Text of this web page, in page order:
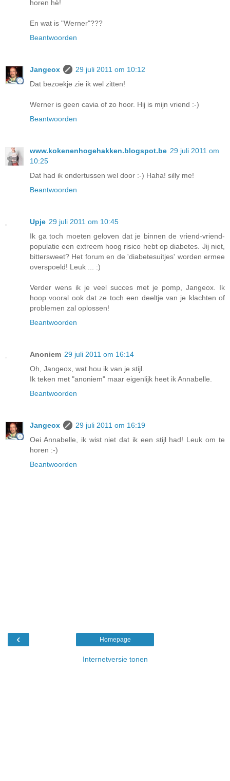
horen hè!
En wat is "Werner"???
Beantwoorden
Jangeox
29 juli 2011 om 10:12
Dat bezoekje zie ik wel zitten!
Werner is geen cavia of zo hoor. Hij is mijn vriend :-)
Beantwoorden
www.kokenenhogehakken.blogspot.be 29 juli 2011 om
10:25
Dat had ik ondertussen wel door :-) Haha! silly me!
Beantwoorden
Upje 29 juli 2011 om 10:45
Ik ga toch moeten geloven dat je binnen de vriend-vriend-
populatie een extreem hoog risico hebt op diabetes. Jij niet,
bittersweet? Het forum en de 'diabetesuitjes' worden ermee
overspoeld! Leuk ... :)
Verder wens ik je veel succes met je pomp, Jangeox. Ik
hoop vooral ook dat ze toch een deeltje van je klachten of
problemen zal oplossen!
Beantwoorden
Anoniem 29 juli 2011 om 16:14
Oh, Jangeox, wat hou ik van je stijl.
Ik teken met "anoniem" maar eigenlijk heet ik Annabelle.
Beantwoorden
Jangeox
29 juli 2011 om 16:19
Oei Annabelle, ik wist niet dat ik een stijl had! Leuk om te
horen :-)
Beantwoorden
‹ Homepage
Internetversie tonen